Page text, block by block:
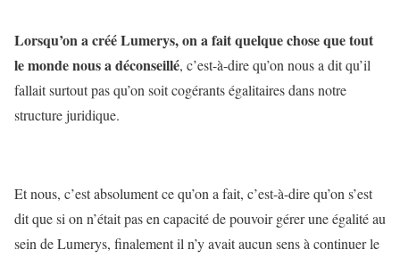
Lorsqu’on a créé Lumerys, on a fait quelque chose que tout
le monde nous a déconseillé, c’est-à-dire qu’on nous a dit qu’il
fallait surtout pas qu’on soit cogérants égalitaires dans notre
structure juridique.
Et nous, c’est absolument ce qu’on a fait, c’est-à-dire qu’on s’est
dit que si on n’était pas en capacité de pouvoir gérer une égalité au
sein de Lumerys, finalement il n’y avait aucun sens à continuer le